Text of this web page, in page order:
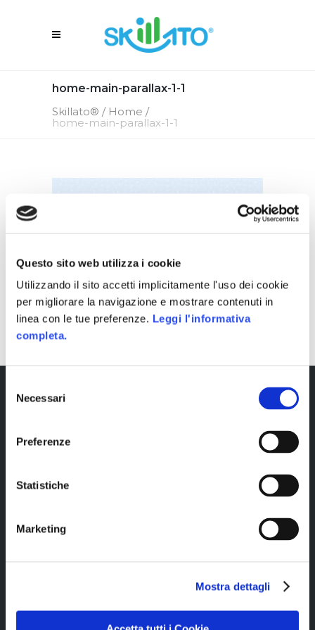
Questo sito web utilizza i cookie
Utilizzando il sito accetti implicitamente l'uso dei cookie
per migliorare la navigazione e mostrare contenuti in
linea con le tue preferenze. Leggi l'informativa
completa.
delNecessari
Preferenze
Statistiche
Marketing
Mostra dettagli
home-main-parallax-1-1
Skillato® / Home /
home-main-parallax-1-1
05894340966